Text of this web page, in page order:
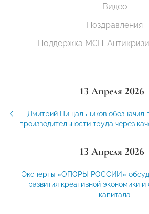
Видео
Поздравления
Поддержка МСП.
13 Апреля 2026
Дмитрий Пищальников обозначил
производительности труда через
13 Апреля 2026
Эксперты «ОПОРЫ РОССИИ»
развития креативной экономики
капитала